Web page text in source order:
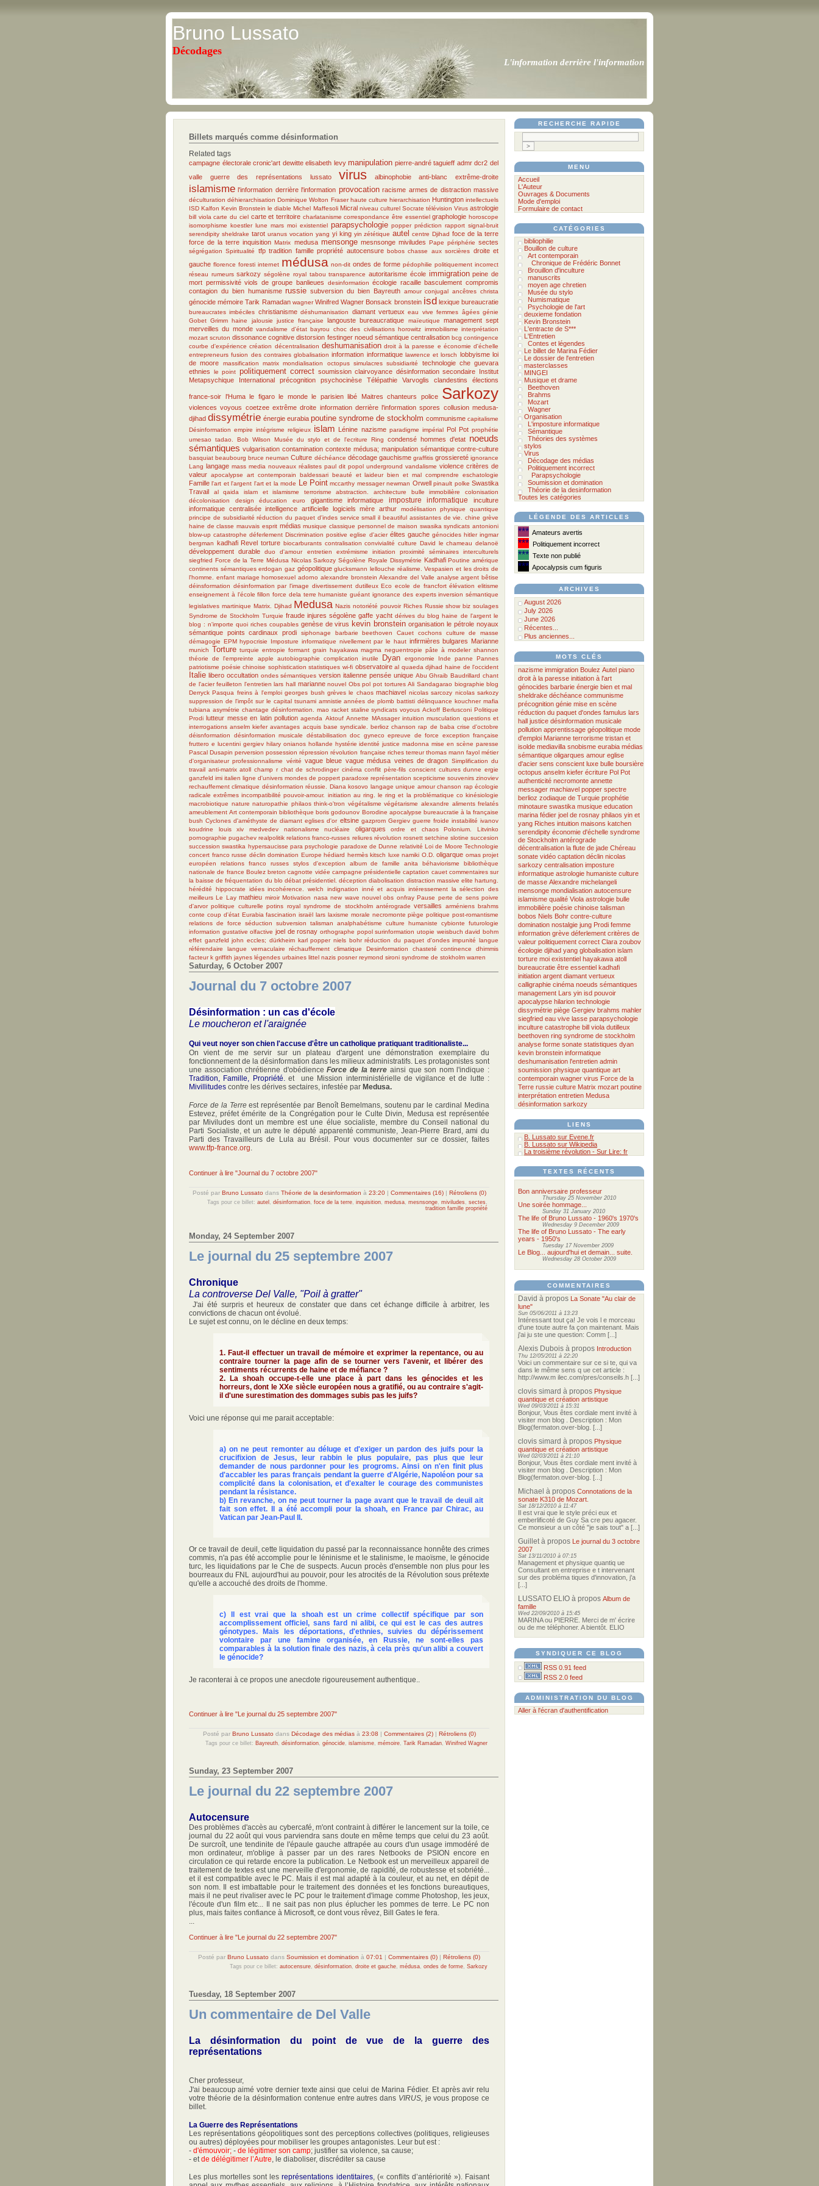
Bruno Lussato
Décodages
L'information derrière l'information
Billets marqués comme désinformation
Related tags
campagne électorale cronic'art dewitte elisabeth levy manipulation pierre-andré taguieff admr dcr2 del
valle
guerre des représentations lussato virus albinophobie anti-blanc extrême-droite
islamisme l'information derrière l'information provocation racisme armes de distraction massive
déculturation déhierarchisation Dominique Wolton Fraser haute culture hierarchisation Huntington intellectuels
ISD Kalfon Kevin Bronstein le diable Michel Maffesoli Micral niveau culturel Socrate télévision Virus astrologie
bill viola carte du ciel carte et territoire charlatanisme correspondance être essentiel graphologie horoscope
isomorphisme koestler lune mars moi existentiel parapsychologie popper prédiction rapport signal-bruit
serendipity sheldrake tarot uranus vocation yang yi king yin zététique autel centre Djihad foce de la terre
force de la terre inquisition Matrix medusa mensonge mesnsonge miviludes Pape périphérie sectes
ségrégation Spiritualité tfp tradition famille propriété autocensure bobos chasse aux sorcières droite et
gauche florence foresti internet médusa non-dit ondes de forme pédophilie politiquement incorrect
réseau rumeurs sarkozy ségolène royal tabou transparence autoritarisme école immigration peine de
mort permissivité viols de groupe banlieues desinformation écologie racaille basculement compromis
contagion du bien humanisme russie subversion du bien Bayreuth amour conjugal ancêtres christa
génocide mémoire Tarik Ramadan wagner Winifred Wagner Bonsack bronstein isd lexique bureaucratie
bureaucrates imbéciles christianisme déshumanisation diamant vertueux eau vive femmes âgées génie
Gobet Grimm haine jalousie justice française langouste bureaucratique maïeutique management sept
merveilles du monde vandalisme d'état bayrou choc des civilisations horowitz immobilisme interprétation
mozart scruton dissonance cognitive distorsion festinger noeud sémantique centralisation bcg contingence
courbe d'expérience création décentralisation deshumanisation droit à la paresse e économie d'échelle
entrepreneurs fusion des contraires globalisation information informatique lawrence et lorsch lobbyisme loi
de moore
massification matrix mondialisation octopus simulacres subsidiarité technologie che guevara
ethnies
le point politiquement correct soumission clairvoyance désinformation secondaire Institut
Metapsychique International
précognition psychocinèse Télépathie Varvoglis clandestins élections
france-soir l'Huma le figaro le monde le parisien libé Maitres chanteurs police Sarkozy
violences voyous coetzee extrême droite information derrière l'information spores collusion medusa-
djihad dissymétrie énergie eurabia poutine syndrome de stockholm communisme capitalisme
Désinformation empire intégrisme religieux islam Lénine nazisme paradigme impérial Pol Pot prophétie
umesao tadao.
Bob Wilson Musée du stylo et de l'ecriture Ring condensé hommes d'etat noeuds
sémantiques vulgarisation contamination contexte médusa; manipulation sémantique contre-culture
basquiat beaubourg bruce neuman Culture déchéance décodage gauchisme graffitis grossiereté ignorance
Lang langage mass media nouveaux réalistes paul dit popol underground vandalisme violence critères de
valeur apocalypse art contemporain baldessari beauté et laideur bien et mal comprendre eschatologie
Famille l'art et l'argent l'art et la mode Le Point mccarthy messager newman Orwell pinault polke Swastika
Travail
al qaida islam et islamisme terrorisme abstraction. architecture bulle immobilière
colonisation
décolonisation
design éducation euro gigantisme informatique imposture informatique
inculture
informatique centralisée intelligence artificielle logiciels mère arthur modélisation
physique quantique
principe de subsidiarité réduction du paquet d'indes service small il beautiful assistantes de vie. chine grève
haine de classe mauvais esprit médias musique classique personnel de maison swasika syndicats antonioni
blow-up catastrophe déferlement Discrimination positive eglise d'acier élites gauche génocides hitler ingmar
bergman kadhafi Revel torture biocarburants contralisation convivialité culture David le chameau delanoë
développement durable duo d'amour entretien extrémisme initiation proximité
séminaires interculturels
siegfried Force de la Terre Médusa Nicolas Sarkozy Ségolène Royale Dissymétrie Kadhafi Poutine amérique
continents sémantiques erdogan gaz géopolitique glucksmann lellouche réalisme.
Vespasien et les droits de
l'homme.
enfant mariage homosexuel adorno alexandre bronstein Alexandre del Valle analyse argent bêtise
déinsformation désinformation par l'image divertissement dutilleux Eco ecole de francfort élévation elitisme
enseignement à l'école fillon force dela terre humaniste guéant ignorance des experts inversion sémantique
legislatives martinique Matrix. Djihad Medusa Nazis notoriété pouvoir Riches Russie show biz soulages
Syndrome de Stockholm Turquie fraude injures ségolène gaffe yacht dérives du blog haine de l'argent le
blog : n'importe quoi riches coupables genèse de virus kevin bronstein organisation le pétrole noyaux
sémantique points cardinaux prodi siphonage barbarie beethoven Cauet cochons
culture de masse
démagogie EPM hypocrisie Imposture informatique nivellement par le haut infirmières bulgares Marianne
munich Torture turquie entropie formant grain hayakawa magma neguentropie pâte à modeler shannon
théorie de l'empreinte
apple autobiographie complication inutile Dyan ergonomie Inde panne
Pannes
patriotisme poésie chinoise sophistication statistiques wi-fi observatoire al quaeda djihad haine de l'occident
Italie libero occultation ondes sémantiques version italienne pensée unique Abu Ghraib Baudrillard chant
de l'acier feuilleton l'entretien lars hall marianne nouvel Obs pol pot tortures Ali Sandagarao biographie blog
Derryck Pasqua freins à l'emploi georges bush grèves le chaos machiavel nicolas sarcozy nicolas sarkozy
suppression de l'impôt sur le capital tsunami amnistie années de plomb battisti délinquance kouchner mafia
tubiana asymétrie chantage désinformation. mao racket staline syndicats voyous Ackoff Berlusconi Politique
Prodi lutteur messe en latin pollution agenda Aktouf Annette MAssager intuition musculation questions et
interrogations anselm kiefer avantages acquis base syndicale. berlioz chanson rap de baba crise d'octobre
déisnformation
désinformation musicale déstabilisation doc gyneco epreuve de force
exception française
fruttero e lucentini gergiev hilary onianos hollande hystérie identité justice madonna mise en scène paresse
Pascal Dusapin perversion possession répression révolution française riches terreur thomas mann fayol métier
d'organisateur professionnalisme vérité vague bleue vague médusa veines de dragon Simplification du
travail anti-matrix atoll champ r chat de schrodinger cinéma conflit père-fils conscient cultures dunne ergie
ganzfeld imi italien ligne d'univers mondes de poppert paradoxe représentation scepticisme souvenirs zinoviev
rechauffement climatique désinformation réussie. Diana kosovo langage unique amour chanson rap écologie
radicale extrêmes incompatibilité pouvoir-amour. initiation au ring. le ring et la problématique co kinésiologie
macrobiotique nature naturopathie philaos think-o'tron végétalisme végétarisme alexandre aliments frelatés
ameublement Art contemporain bibliothèque boris godounov Borodine apocalypse bureaucratie à la française
bush Cyclones d'améthyste de diamant eglises d'or eltsine gazprom Gergiev guerre froide instabilité ivanov
koudrine
louis xiv medvedev nationalisme nucléaire oligarques ordre et chaos
Polonium. Litvinko
pornographie pugachev realpolitik relations franco-russes reliures révolution rosnett setchine slotine succesion
succession swastika hypersaucisse para psychologie paradoxe de Dunne relativité Loi de Moore Technologie
concert franco russe déclin domination Europe hédiard hermès kitsch luxe namiki O.D. oligarque omas projet
européen
relations franco russes stylos d'exception album de famille anita béhaviorisme
bibliothèque
nationale de france Boulez breton cagnotte vidée campagne présidentielle captation cauet commentaires sur
la baisse de fréquentation du blo débat présidentiel. déception diabolisation distraction massive elite hartung.
hérédité
hippocrate idées incohérence. welch indignation inné et acquis intéressement la sélection des
meilleurs Le Lay mathieu miroir Motivation nasa new wave nouvel obs onfray Pause perte de sens poivre
d'arvor politique culturelle potins royal syndrome de stockholm antérograde versailles arméniens brahms
conte coup d'état Eurabia fascination israël lars laxisme morale necromonte piège politique post-romantisme
relations de force
séduction subversion talisman analphabétisme culture humaniste cybionte
futurologie
information gustative olfactive joel de rosnay orthographe popol surinformation utopie weisbuch david bohm
effet ganzfeld john eccles; dürkheim karl popper niels bohr réduction du paquet d'ondes impunité langue
référendaire
langue vernaculaire réchauffement climatique Desinformation chasteté continence
dhimmis
facteur k griffith jaynes légendes urbaines littel nazis posner reymond sironi syndrome de stokholm warren
Saturday, 6 October 2007
Journal du 7 octobre 2007
Désinformation : un cas d'école
Le moucheron et l'araignée
Qui veut noyer son chien l'accuse d'être un catholique pratiquant traditionaliste...
On vient de me servir sur un plateau d'argent une démonstration exemplaire du
fonctionnement de la désinformation dans les milieux administratifs. Les protagonistes sont
une association chrétienne d'obédience Force de la terre ainsi que son nom l'indique :
Tradition, Famille, Propriété.et une Mission interministérielle de vigilance et de lutte :
Mivillitudes contre les dérives sectaires, infestée par Medusa.
Force de la Terreest représentée par Benoît Bemelmans, soutenu par le cardinal Medina
Estevez, préfet émérite de la Congrégation pour le Culte Divin, Medusa est représentée
par Miviludes dont un membre est une élue socialiste, membre du Conseil national du
Parti Socialiste, et un autre le député apparenté communiste, Jean-Pierre Brard, ami du
Parti des Travailleurs de Lula au Brésil. Pour vous documenter sur ce dossier, faites
www.tfp-france.org
Continuer à lire "Journal du 7 octobre 2007"
Posté par Bruno Lussato dans Théorie de la desinformation à 23:20| Commentaires (16)| Rétroliens (0)
Tags pour ce billet: autel désinformation foce de la terre inquisition medusa mesnsonge miviludes sectes
tradition famille propriété
Monday, 24 September 2007
Le journal du 25 septembre 2007
Chronique
La controverse Del Valle, "Poil à gratter"
J'ai été surpris et heureux de constater que dans cet échange difficile à arbitrer, les
convictions de chacun ont évolué.
Le sujet est connu, on le décline en deux temps:
1. Faut-il effectuer un travail de mémoire et exprimer la repentance, ou au
contraire tourner la page afin de se tourner vers l'avenir, et libérer des
sentiments récurrents de haine et de méfiance ?
2. La shoah occupe-t-elle une place à part dans les génocides et les
horreurs, dont le XXe siècle européen nous a gratifié, ou au contraire s'agit-
il d'une surestimation des dommages subis pas les juifs?
Voici une réponse qui me parait acceptable:
a) on ne peut remonter au déluge et d'exiger un pardon des juifs pour la
crucifixion de Jesus, leur rabbin le plus populaire, pas plus que leur
demander de nous pardonner pour les progroms. Ainsi on n'en finit plus
d'accabler les paras français pendant la guerre d'Algérie, Napoléon pour sa
complicité dans la colonisation, et d'exalter le courage des communistes
pendant la résistance.
b) En revanche, on ne peut tourner la page avant que le travail de deuil ait
fait son effet. Il a été accompli pour la shoah, en France par Chirac, au
Vatican par Jean-Paul II.
Or ce travail de deuil, cette liquidation du passé par la reconnaissance honnête des crimes
commis, n'a pas été accomplie pour le léninisme et le stalinisme, le maoïsme, le génocide
turc, les liquidations par le Che de suspects. Aucun procès d'ensemble non plus pour les
bourreaux du FNL aujourd'hui au pouvoir, pour les atrocités de la Révolution sous prétexte
qu'elle a accouché des droits de l'homme.
c) Il est vrai que la shoah est un crime collectif spécifique par son
accomplissement officiel, sans fard ni alibi, ce qui est le cas des autres
génotypes. Mais les déportations, d'ethnies, suivies du dépérissement
volontaire par une famine organisée, en Russie, ne sont-elles pas
comparables à la solution finale des nazis, à cela près qu'un alibi a couvert
le génocide?
Je raconterai à ce propos une anecdote rigoureusement authentique..
Continuer à lire "Le journal du 25 septembre 2007"
Posté par Bruno Lussato dans Décodage des médiasà 23:08 | Commentaires (2)| Rétroliens (0)
Tags pour ce billet: Bayreuth désinformation génocide islamisme mémoire Tarik Ramadan Winifred Wagner
Sunday, 23 September 2007
Le journal du 22 septembre 2007
Autocensure
Des problèmes d'accès au cybercafé, m'ont contraint à différer le lancement sur la toile, ce
journal du 22 août qui vous parviendra sans doute en même temps que celui du 23 août.
De surcroît, une tendinite de l'épaule gauche attrapée au cours d'un usage immodéré de
mon ordinateur, m'oblige à passer par un des rares Netbooks de PSION encore en
circulation ce qui retarde encore la publication. Le Netbook est un merveilleux appareil de
traitement de textes est une merveille d'ergonomie, de rapidité, de robustesse et sobriété...
et il est compatible avec le PC. Mais il est mal adapté à la couleur, et au net, en dépit de
son nom. Il est imbattable pour le traitement des données et les fonctions bureautiques,
mais il ne peut rivaliser avec le PC pour le traitement d'image comme Photoshop, les jeux,
l'écoute d'un film etc... Il ne sait pas non plus éplucher les pommes de terre. Le PC non
plus, mais faites confiance à Microsoft, ce dont vous rêvez, Bill Gates le fera.
Continuer à lire "Le journal du 22 septembre 2007"
Posté par Bruno Lussato dans Soumission et domination à 07:01 | Commentaires (0) | Rétroliens (0)
Tags pour ce billet: autocensure désinformation droite et gauche médusa ondes de forme Sarkozy
Tuesday, 18 September 2007
Un commentaire de Del Valle
La désinformation du point de vue de la guerre des
représentations
Cher professeur,
J'ai beaucoup aimé votre dernier texte ainsi que celui de Marina Fédier. Et après avir relu
votre théorie de la désinformation contenue entre autres dans VIRUS, je vous propose ce
billet.
La Guerre des Représentations
Les représentations géopolitiques sont des perceptions collectives (politiques, religieuses
ou autres) déployées pour mobiliser les groupes antagonistes. Leur but est :
- d'émouvoir; - de légitimer son camp; justifier sa violence, sa cause;
- et de délégitimer l’Autre , le diaboliser, discréditer sa cause
Les plus mortelles sont lesreprésentations identitaires, (« conflits d’antériorité »). Faisant
RECHERCHE RAPIDE
MENU
Accueil
L'Auteur
Ouvrages & Documents
Mode d'emploi
Formulaire de contact
CATÉGORIES
bibliophilie
Bouillon de culture
Art contemporain
Chronique de Frédéric Bonnet
Brouillon d'inculture
manuscrits
moyen age chretien
Musée du stylo
Numismatique
Psychologie de l'art
deuxieme fondation
Kevin Bronstein
L'entracte de S***
L'Entretien
Contes et légendes
Le billet de Marina Fédier
Le dossier de l'entretien
masterclasses
MINGEI
Musique et drame
Beethoven
Brahms
Mozart
Wagner
Organisation
L'imposture informatique
Sémantique
Théories des systèmes
stylos
Virus
Décodage des médias
Politiquement incorrect
Parapsychologie
Soumission et domination
Théorie de la desinformation
Toutes les catégories
LÉGENDE DES ARTICLES
*** Amateurs avertis
*** Politiquement incorrect
*** Texte non publié
*** Apocalypsis cum figuris
ARCHIVES
August 2026
July 2026
June 2026
Récentes...
Plus anciennes...
MOTS CLÉS
nazisme immigration Boulez Autel piano
droit à la paresse initiation à l'art
génocides barbarie énergie bien et mal
sheldrake déchéance communisme
précognition génie mise en scène
réduction du paquet d'ondes famulus lars
hall justice désinformation musicale
pollution apprentissage géopolitique mode
d'emploi Marianne terrorisme tristan et
isolde mediavilla snobisme eurabia médias
sémantique oligarques amour eglise
d'acier sens conscient luxe bulle boursière
octopus anselm kiefer écriture Pol Pot
authenticité necromonte annette
messager machiavel popper spectre
berlioz zodiaque de Turquie prophétie
minotaure swastika musique education
marina fédier joel de rosnay philaos yin et
yang Riches intuition maisons katchen
serendipity économie d'échelle syndrome
de Stockholm antérograde
décentralisation la flute de jade Chéreau
sonate vidéo captation déclin nicolas
sarkozy centralisation imposture
informatique astrologie humaniste culture
de masse Alexandre michelangeli
mensonge mondialisation autocensure
islamisme qualité Viola astrologie bulle
immobilière poésie chinoise talisman
bobos Niels Bohr contre-culture
domination nostalgie jung Prodi femme
information grève déferlement critères de
valeur politiquement correct Clara zoubov
écologie djihad yang globalisation islam
torture moi existentiel hayakawa atoll
bureaucratie être essentiel kadhafi
initiation argent diamant vertueux
calligraphie cinéma noeuds sémantiques
management Lars yin isd pouvoir
apocalypse hilarion technologie
dissymétrie piège Gergiev brahms mahler
siegfried eau vive lasse parapsychologie
inculture catastrophe bill viola dutilleux
beethoven ring syndrome de stockholm
analyse forme sonate statistiques dyan
kevin bronstein informatique
deshumanisation l'entretien admin
soumission physique quantique art
contemporain wagner virus Force de la
Terre russie culture Matrix mozart poutine
interprétation entretien Medusa
désinformation sarkozy
LIENS
B. Lussato sur Evene.fr
B. Lussato sur Wikipedia
La troisième révolution - Sur Lire: fr
TEXTES RÉCENTS
Bon anniversaire professeur
Thursday 25 November 2010
Une soirée hommage...
Sunday 31 January 2010
The life of Bruno Lussato - 1960's 1970's
Wednesday 9 December 2009
The life of Bruno Lussato - The early
years - 1950's
Tuesday 17 November 2009
Le Blog... aujourd'hui et demain... suite.
Wednesday 28 October 2009
COMMENTAIRES
David à propos La Sonate "Au clair de
lune"
Sun 05/06/2011 à 13:23
Intéressant tout ça! Je vois l e morceau
d'une toute autre fa çon maintenant. Mais
j'ai ju ste une question: Comm [...]
Alexis Dubois à propos Introduction
Thu 12/05/2011 à 22:20
Voici un commentaire sur ce si te, qui va
dans le même sens q ue cet article :
http://www.m ilec.com/pres/conseils.h [...]
clovis simard à propos Physique
quantique et création artistique
Wed 09/03/2011 à 15:31
Bonjour, Vous êtes cordiale ment invité à
visiter mon blog . Description : Mon
Blog(fermaton.over-blog. [...]
clovis simard à propos Physique
quantique et création artistique
Wed 02/03/2011 à 21:10
Bonjour, Vous êtes cordiale ment invité à
visiter mon blog . Description : Mon
Blog(fermaton.over-blog. [...]
Michael à propos Connotations de la
sonate K310 de Mozart.
Sat 18/12/2010 à 11:47
Il est vrai que le style préci eux et
emberlificoté de Guy Sa cre peu agacer.
Ce monsieur a un côté "je sais tout" a [...]
Guilletà propos Le journal du 3 octobre
2007
Sat 13/11/2010 à 07:15
Management et physique quantiq ue
Consultant en entreprise e t intervenant
sur des probléma tiques d'innovation, j'a
[...]
LUSSATO ELIO à propos Album de
famille
Wed 22/09/2010 à 15:45
MARINA ou PIERRE. Merci de m' écrire
ou de me téléphoner. A bientôt. ELIO
SYNDIQUER CE BLOG
RSS 0.91 feed
RSS 2.0 feed
ADMINISTRATION DU BLOG
Aller à l'écran d'authentification